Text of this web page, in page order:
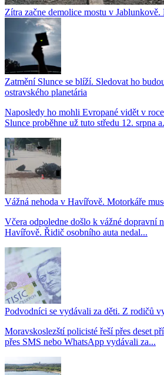
Zítra začne demolice mostu v
Zatmění Slunce se blíží. Sledovat ho
ostravského planetária
Naposledy ho mohli Evropané vidět v
Slunce proběhne už tuto středu 12. srpna
Vážná nehoda v Havířově. Motorkáře
Včera odpoledne došlo k vážné dopravní
Havířově. Řidič osobního auta nedal...
Podvodníci se vydávali za děti. Z rodičů
Moravskoslezští policisté řeší přes deset
přes SMS nebo WhatsApp vydávali za...